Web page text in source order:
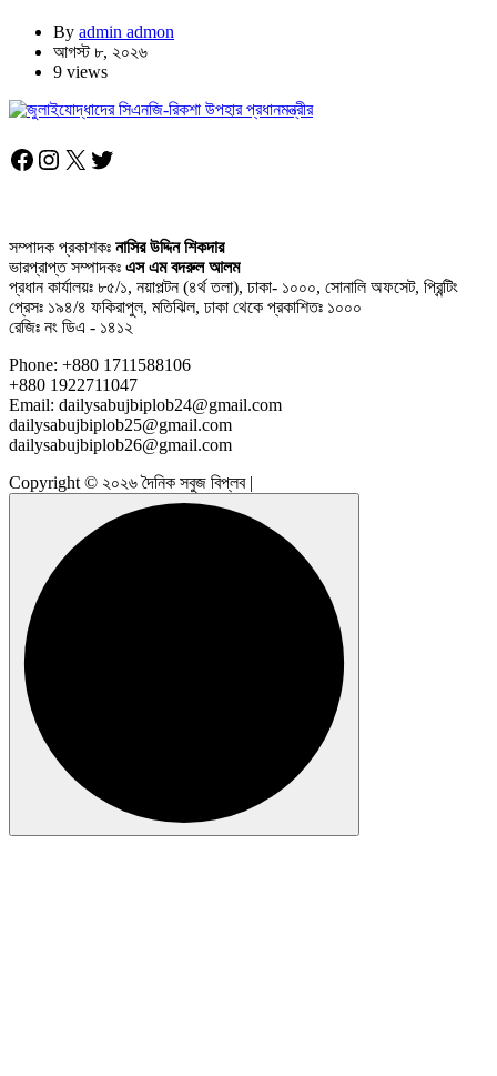
By admin admon
আগস্ট ৮, ২০২৬
9 views
Facebook
Instagram
X Twitter
সম্পাদক প্রকাশকঃ নাসির উদ্দিন শিকদার
ভারপ্রাপ্ত সম্পাদকঃ এস এম বদরুল আলম
প্রধান কার্যালয়ঃ ৮৫/১, নয়াপল্টন (৪র্থ তলা), ঢাকা- ১০০০, সোনালি অফসেট, প্রিন্টিং
প্রেসঃ ১৯৪/৪ ফকিরাপুল, মতিঝিল, ঢাকা থেকে প্রকাশিতঃ ১০০০
রেজিঃ নং ডিএ - ১৪১২
Phone: +880 1711588106
+880 1922711047
Email: dailysabujbiplob24@gmail.com
dailysabujbiplob25@gmail.com
dailysabujbiplob26@gmail.com
Copyright © ২০২৬ দৈনিক সবুজ বিপ্লব |